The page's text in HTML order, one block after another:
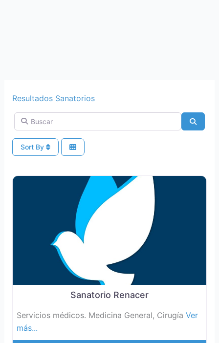
Resultados Sanatorios
Buscar
Sort By
Sanatorio Renacer
Servicios médicos. Medicina General, Cirugía Ver
más...